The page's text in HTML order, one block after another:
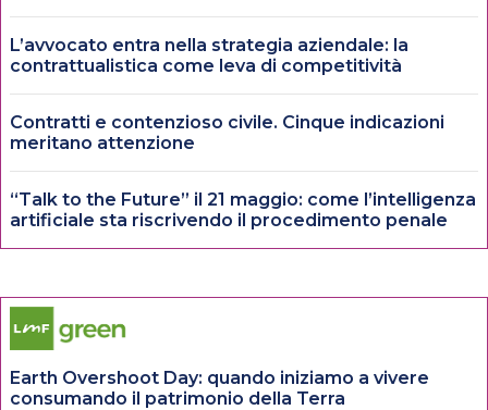
L’avvocato entra nella strategia aziendale: la
contrattualistica come leva di competitività
Contratti e contenzioso civile. Cinque indicazioni
meritano attenzione
“Talk to the Future” il 21 maggio: come l’intelligenza
artificiale sta riscrivendo il procedimento penale
Earth Overshoot Day: quando iniziamo a vivere
consumando il patrimonio della Terra